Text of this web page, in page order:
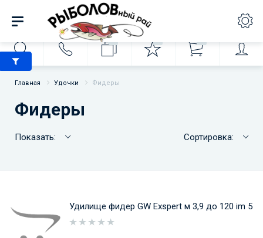
Главная Удочки Фидеры
Фидеры
Показать: Сортировка:
Удилище фидер GW Exspert м 3,9 до 120 im 5